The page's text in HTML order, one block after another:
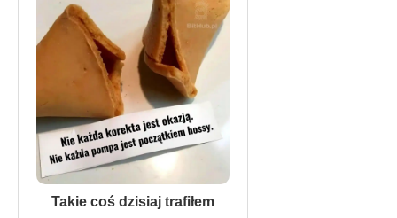
Takie coś dzisiaj trafiłem